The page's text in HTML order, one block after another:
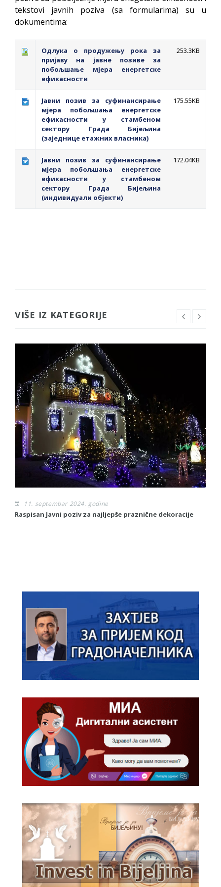
tekstovi javnih poziva (sa formularima) su u
dokumentima:
Одлука о продужењу рока за
пријаву на јавне позиве за
побољшање мјера енергетске
ефикасности
253.3KB
Јавни позив за суфинансирање
мјера побољшања енергетске
ефикасности у стамбеном
сектору Града Бијељина
(заједнице етажних власника)
175.55KB
Јавни позив за суфинансирање
мјера побољшања енергетске
ефикасности у стамбеном
сектору Града Бијељина
(индивидуали објекти)
172.04KB
VIŠE IZ KATEGORIJE
11. septembar 2024. godine
Raspisan Javni poziv za najljepše praznične dekoracije